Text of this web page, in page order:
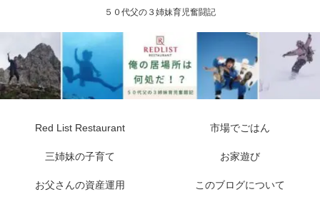
５０代父の３姉妹育児奮闘記
Red List Restaurant 市場でごはん
三姉妹の子育て お家遊び
お父さんの資産運用 このブログについて